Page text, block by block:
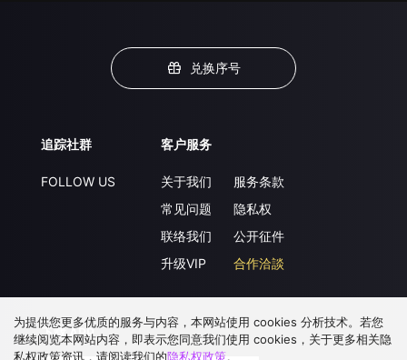
兑换序号
追踪社群
FOLLOW US
客户服务
关于我们
常见问题
联络我们
升级VIP
服务条款
隐私权
公开征件
合作洽談
下载 APP
为提供您更多优质的服务与内容，本网站使用 cookies 分析技术。若您
继续阅览本网站内容，即表示您同意我们使用 cookies，关于更多相关隐
私权政策资讯，请阅读我们的隐私权政策。